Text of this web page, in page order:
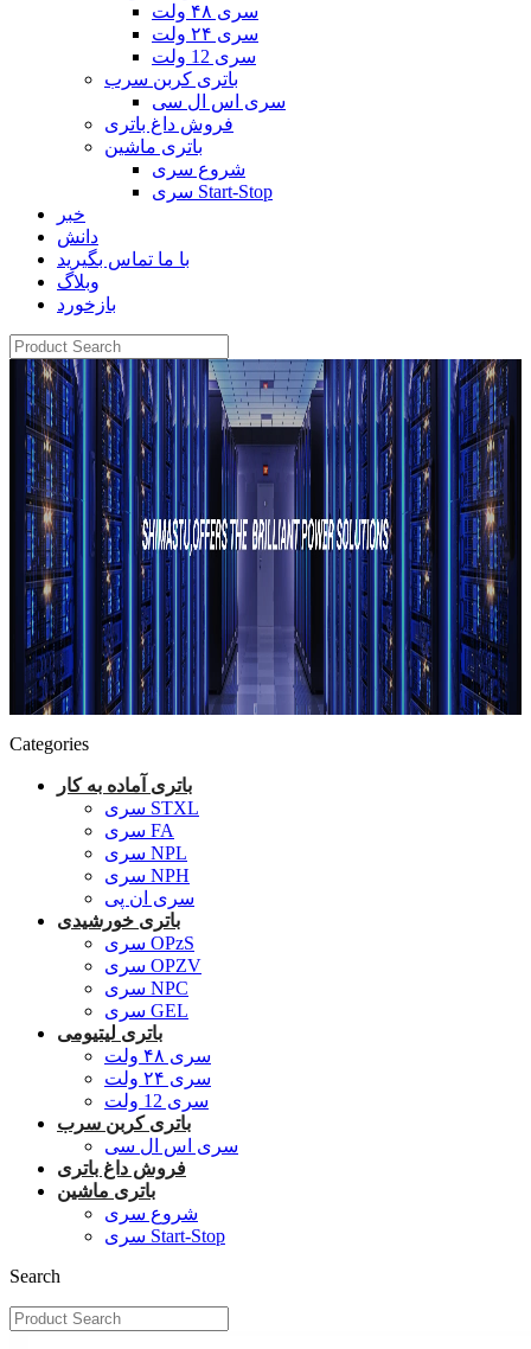
سری ۴۸ ولت
سری ۲۴ ولت
سری 12 ولت
باتری کربن سرب
سری اس ال سی
فروش داغ باتری
باتری ماشین
شروع سری
سری Start-Stop
خبر
دانش
با ما تماس بگیرید
وبلاگ
بازخورد
Categories
باتری آماده به کار
سری STXL
سری FA
سری NPL
سری NPH
سری ان پی
باتری خورشیدی
سری OPzS
سری OPZV
سری NPC
سری GEL
باتری لیتیومی
سری ۴۸ ولت
سری ۲۴ ولت
سری 12 ولت
باتری کربن سرب
سری اس ال سی
فروش داغ باتری
باتری ماشین
شروع سری
سری Start-Stop
Search